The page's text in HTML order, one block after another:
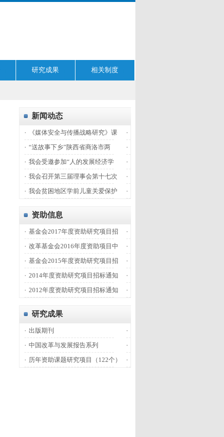
研究成果 相关制度
新闻动态
《媒体安全与传播战略研究》课
“送故事下乡”陕西省商洛市两
我会受邀参加“人的发展经济学
我会召开第三届理事会第十七次
我会贫困地区学前儿童关爱保护
资助信息
基金会2017年度资助研究项目招
改革基金会2016年度资助项目中
基金会2015年度资助研究项目招
2014年度资助研究项目招标通知
2012年度资助研究项目招标通知
研究成果
出版期刊
中国改革与发展报告系列
历年资助课题研究项目（122个）